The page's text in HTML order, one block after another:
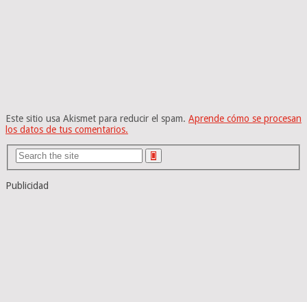
Este sitio usa Akismet para reducir el spam. Aprende cómo se procesan
los datos de tus comentarios.
Publicidad